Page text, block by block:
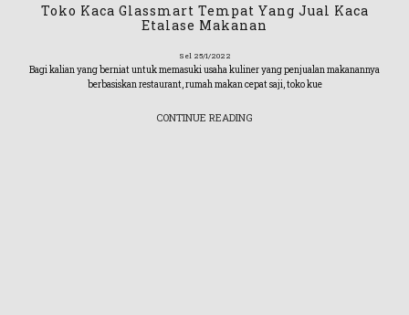
Toko Kaca Glassmart Tempat Yang Jual Kaca
Etalase Makanan
Sel 25/1/2022
Bagi kalian yang berniat untuk memasuki usaha kuliner yang penjualan makanannya
berbasiskan restaurant, rumah makan cepat saji, toko kue
CONTINUE READING